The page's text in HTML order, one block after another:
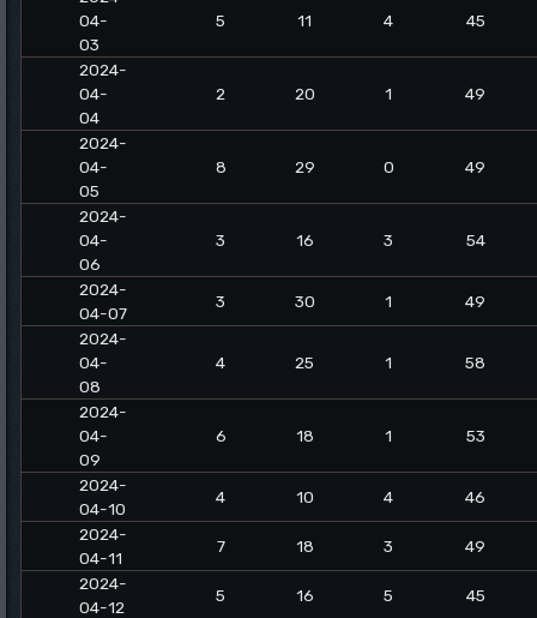
04-
03
5 11 4 45
2024-
04-
04
2 20 1 49
2024-
04-
05
8 29 0 49
2024-
04-
06
3 16 3 54
2024-
04-07
3 30 1
49
2024-
04-
08
4 25 1 58
2024-
04-
09
6 18 1 53
2024-
04-10
4 10 4
46
2024-
04-11
7 18 3
49
2024-
04-12
5 16 5
45